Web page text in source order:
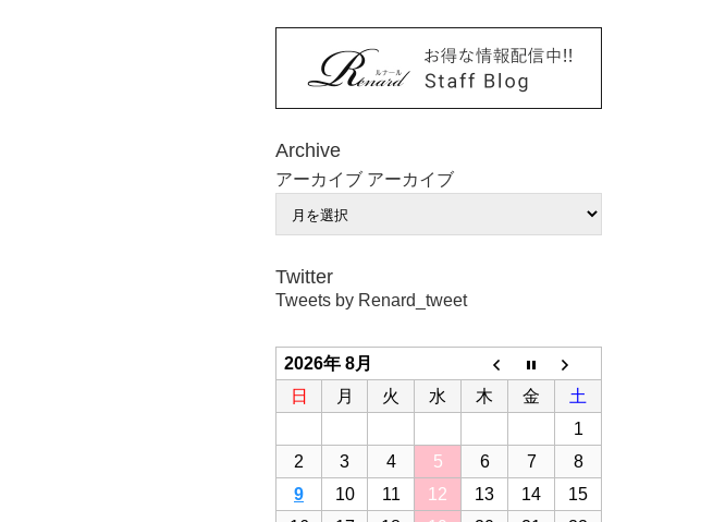
Archive
アーカイブ アーカイブ
Twitter
Tweets by Renard_tweet
2026年 8月
日
月 火 水 木 金
土
1
2
3 4 5 6 7
8
9
10 11 12 13 14
15